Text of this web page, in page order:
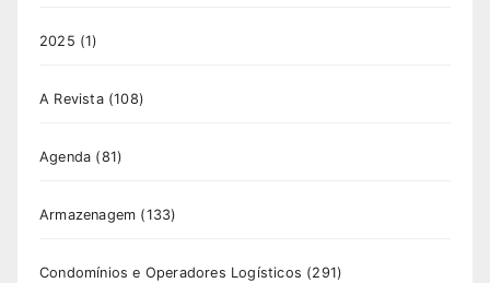
2025 (1)
A Revista(108)
Agenda (81)
Armazenagem (133)
Condomínios e Operadores Logísticos (291)